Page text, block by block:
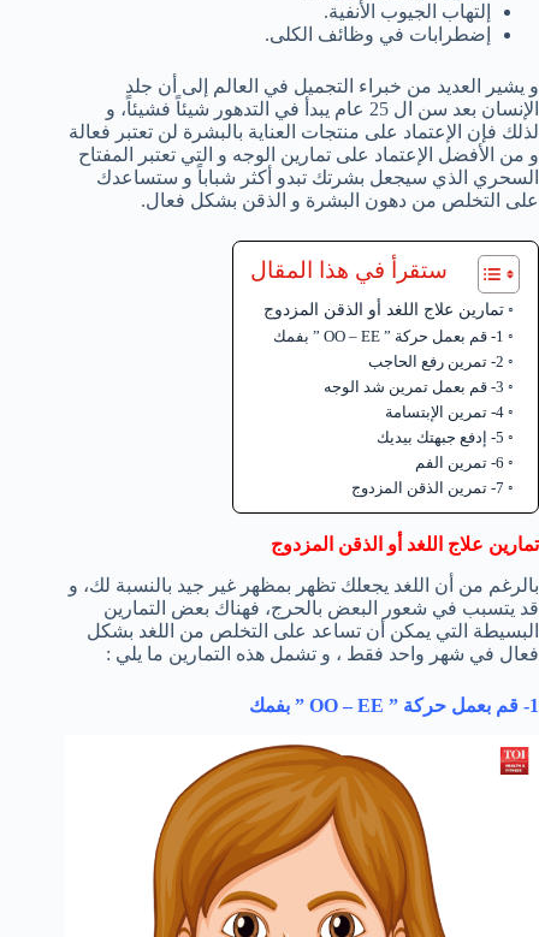
إلتهاب الجيوب الأنفية.
إضطرابات في وظائف الكلى.
و يشير العديد من خبراء التجميل في العالم إلى أن جلد
الإنسان بعد سن ال 25 عام يبدأ في التدهور شيئاً فشيئاً، و
لذلك فإن الإعتماد على منتجات العناية بالبشرة لن تعتبر فعالة
و من الأفضل الإعتماد على تمارين الوجه و التي تعتبر المفتاح
السحري الذي سيجعل بشرتك تبدو أكثر شباباً و ستساعدك
على التخلص من دهون البشرة و الذقن بشكل فعال.
ستقرأ في هذا المقال
تمارين علاج اللغد أو الذقن المزدوج
1- قم بعمل حركة ” OO – EE ” بفمك
2- تمرين رفع الحاجب
3- قم بعمل تمرين شد الوجه
4- تمرين الإبتسامة
5- إدفع جبهتك بيديك
6- تمرين الفم
7- تمرين الذقن المزدوج
تمارين علاج اللغد أو الذقن المزدوج
بالرغم من أن اللغد يجعلك تظهر بمظهر غير جيد بالنسبة لك، و
قد يتسبب في شعور البعض بالحرج، فهناك بعض التمارين
البسيطة التي يمكن أن تساعد على التخلص من اللغد بشكل
فعال في شهر واحد فقط ، و تشمل هذه التمارين ما يلي :
1- قم بعمل حركة ” OO – EE ” بفمك